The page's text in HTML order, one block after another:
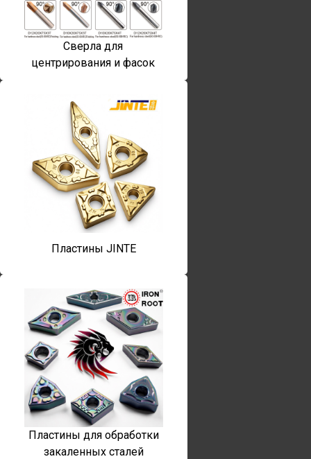
Сверла для
центрирования и фасок
Пластины JINTE
Пластины для обработки
закаленных сталей